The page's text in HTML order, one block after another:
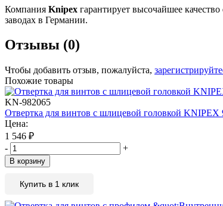
Компания Knipex гарантирует высочайшее
заводах в Германии.
Отзывы (0)
Чтобы добавить отзыв, пожалуйста,
Похожие товары
KN-982065
Отвертка для винтов с шлицевой головкой KNIPEX
Цена:
1 546 ₽
-
+
В корзину
Купить в 1 клик